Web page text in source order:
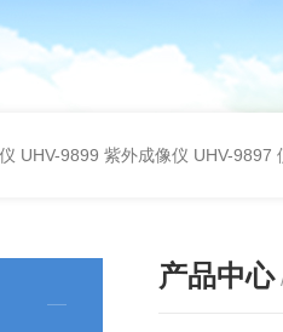
UHV-9899 紫外成像仪 UHV-9897
产品中心